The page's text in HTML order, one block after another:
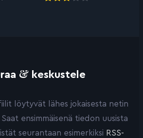
& keskustele
löytyvät lähes jokaisesta netin
ensimmäisenä tiedon uusista
seurantaan esimerkiksi RSS-